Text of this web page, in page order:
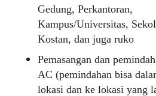
Gedung, Perkantoran,
Kampus/Universitas,
Kostan, dan juga ruko
Pemasangan dan
AC (pemindahan bisa
lokasi dan ke lokasi yang